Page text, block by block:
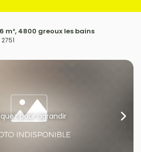
groupement
m², 4800 greoux les bains
pour agrandir